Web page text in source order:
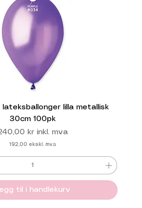
lilla metallisk
30cm 100pk
kr inkl. mva
192,00 ekskl. mva
til i handlekurv